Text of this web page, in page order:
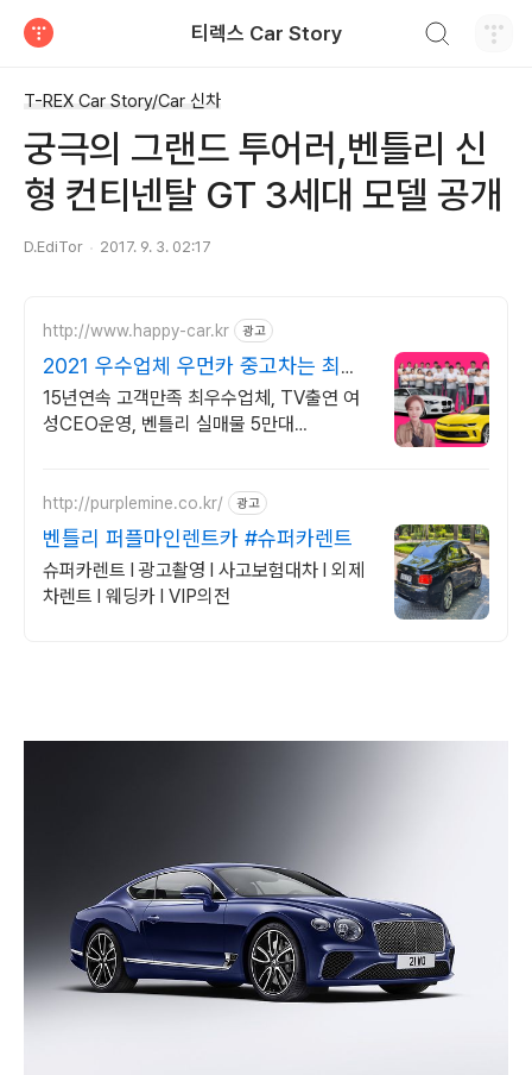
티렉스 Car Story
T-REX Car Story/Car 신차
궁극의 그랜드 투어러,벤틀리 신
형 컨티넨탈 GT 3세대 모델 공개
D.EdiTor 2017. 9. 3. 02:17
http://www.happy-car.kr 광고
2021 우수업체 우먼카 중고차는 최우
수모범업체에서!
15년연속 고객만족 최우수업체, TV출연 여
성CEO운영, 벤틀리 실매물 5만대
http://purplemine.co.kr/ 광고
벤틀리 퍼플마인렌트카 #슈퍼카렌트
슈퍼카렌트 l 광고촬영 l 사고보험대차 l 외제
차렌트 l 웨딩카 l VIP의전